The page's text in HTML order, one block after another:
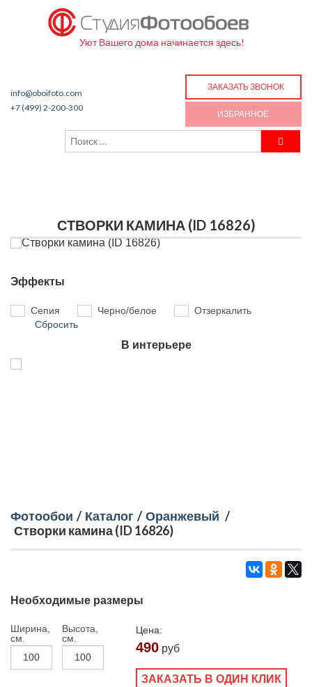
Уют Вашего дома начинается здесь!
info@oboifoto.com
+7 (499) 2-200-300
ЗАКАЗАТЬ ЗВОНОК
ИЗБРАННОЕ
СТВОРКИ КАМИНА (ID 16826)
Эффекты
Сепия Черно/белое
Отзеркалить
Сбросить
В интерьере
Фотообои / Каталог / Оранжевый /
Створки камина (ID 16826)
Необходимые размеры
Ширина,
см.
Высота,
см.
Цена:
490 руб
ЗАКАЗАТЬ В ОДИН КЛИК